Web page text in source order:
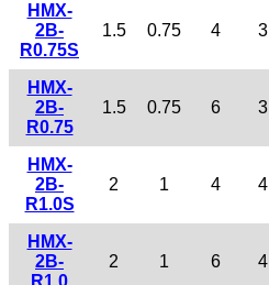
HMX-
2B-
R0.75S
1.5 0.75 4 3
HMX-
2B-
R0.75
1.5 0.75 6 3
HMX-
2B-
R1.0S
2 1 4 4
HMX-
2B-
2 1 6 4